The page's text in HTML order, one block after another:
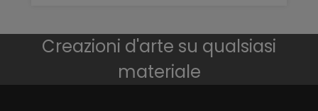
Creazioni d'arte su qualsiasi
materiale